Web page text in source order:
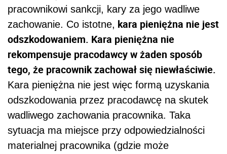
pracownikowi sankcji, kary za jego wadliwe
zachowanie. Co istotne, kara pieniężna nie jest
odszkodowaniem. Kara pieniężna nie
rekompensuje pracodawcy w żaden sposób
tego, że pracownik zachował się niewłaściwie.
Kara pieniężna nie jest więc formą uzyskania
odszkodowania przez pracodawcę na skutek
wadliwego zachowania pracownika. Taka
sytuacja ma miejsce przy odpowiedzialności
materialnej pracownika (gdzie może